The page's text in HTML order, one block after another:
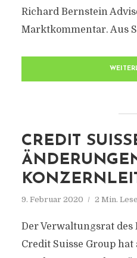
Richard Bernstein
Marktkommentar. Aus
CREDIT
9. Februar 2020 2 Min.
Der Verwaltungsrat
Credit Suisse Group